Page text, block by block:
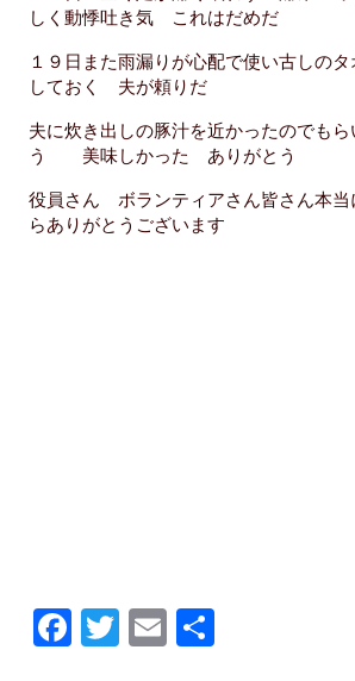
しく動悸吐き気 これはだめだ
１９日また雨漏りが心配で使い古しの
しておく 夫が頼りだ
夫に炊き出しの豚汁を近かったのでもら
う 美味しかった ありがとう
役員さん ボランティアさん皆さん本
らありがとうございます
F
T
E